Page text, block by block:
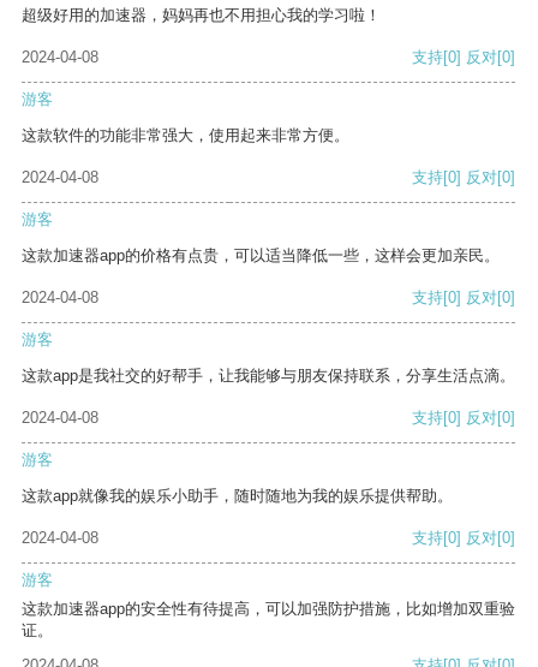
超级好用的加速器，妈妈再也不用担心我的学习啦！
2024-04-08 支持[0] 反对[0]
游客
这款软件的功能非常强大，使用起来非常方便。
2024-04-08 支持[0] 反对[0]
游客
这款加速器app的价格有点贵，可以适当降低一些，这样会更加亲民。
2024-04-08 支持[0] 反对[0]
游客
这款app是我社交的好帮手，让我能够与朋友保持联系，分享生活点滴。
2024-04-08 支持[0] 反对[0]
游客
这款app就像我的娱乐小助手，随时随地为我的娱乐提供帮助。
2024-04-08 支持[0] 反对[0]
游客
这款加速器app的安全性有待提高，可以加强防护措施，比如增加双重验
证。